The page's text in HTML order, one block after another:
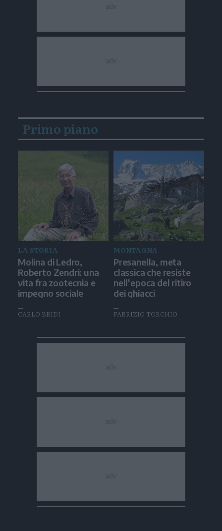
Primo piano
LA STORIA
Molina di Ledro,
Roberto Zendri: una
vita fra zootecnia e
impegno sociale
CARLO BRIDI
MONTAGNA
Presanella, meta
classica che resiste
nell'epoca del ritiro
dei ghiacci
FABRIZIO TORCHIO